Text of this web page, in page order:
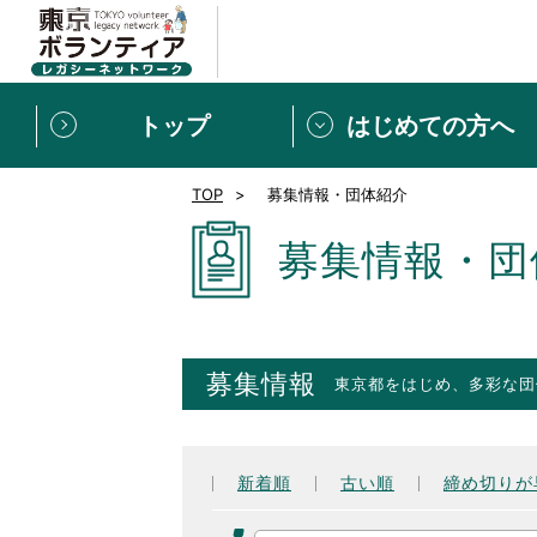
トップ はじめての方へ
新規登録 ボランティア
東京ボランティアレガ
募集情報
[個人] 体験談
ボランティアの広場
新着記事一覧
TOP 募集情報・団体紹介
募集情報・
募集情報 東京都をはじめ、多彩な
新着順 古い順 締め切り